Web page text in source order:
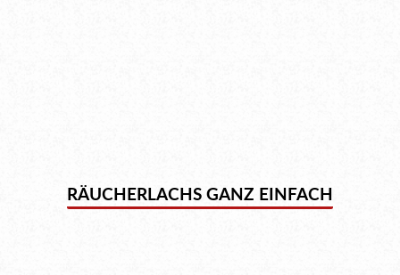
RÄUCHERLACHS GANZ EINFACH